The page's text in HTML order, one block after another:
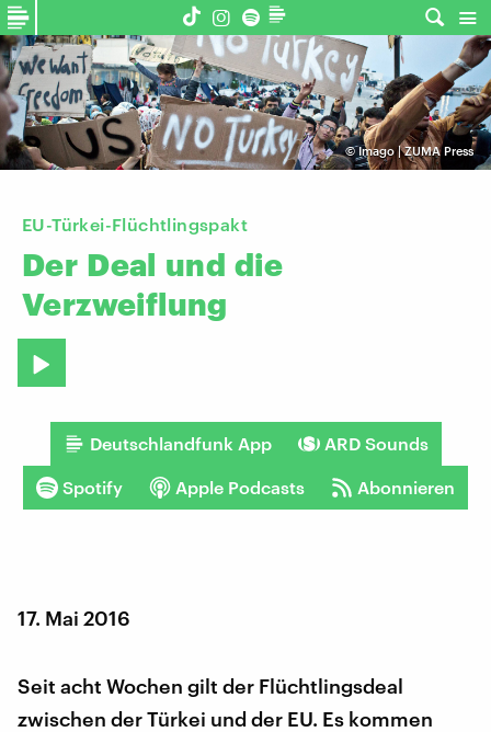
©Imago | ZUMA Press
EU-Türkei-Flüchtlingspakt
Der Deal und die
Verzweiflung
Deutschlandfunk App ARD Sounds
Spotify Apple Podcasts Abonnieren
17. Mai 2016
Seit acht Wochen gilt der Flüchtlingsdeal
zwischen der Türkei und der EU. Es kommen